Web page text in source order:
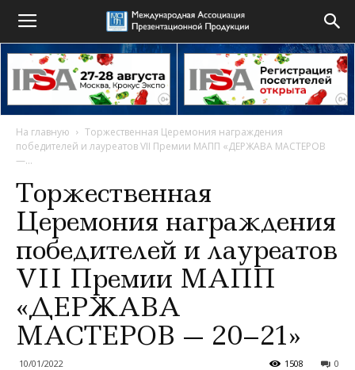
На главную
Торжественная Церемония награждения
победителей и лауреатов VII Премии МАПП «ДЕРЖАВА МАСТЕРОВ
—...
Торжественная
Церемония награждения
победителей и лауреатов
VII Премии МАПП
«ДЕРЖАВА
МАСТЕРОВ — 20–21»
10/01/2022 0
1508